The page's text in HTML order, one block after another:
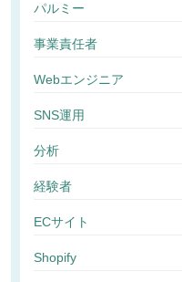
パルミー
事業責任者
Webエンジニア
SNS運用
分析
経験者
ECサイト
Shopify